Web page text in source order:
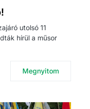
utolsó 11
hírül a műsor
Megnyitom